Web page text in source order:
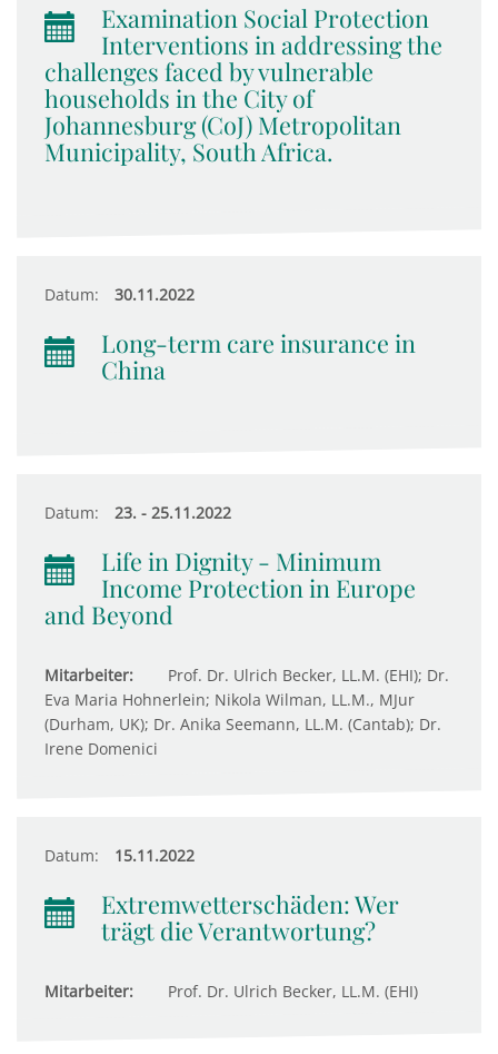
Examination Social Protection
Interventions in addressing the
challenges faced by vulnerable
households in the City of
Johannesburg (CoJ) Metropolitan
Municipality, South Africa.
Datum: 30.11.2022
Long-term care insurance in
China
Datum: 23. - 25.11.2022
Life in Dignity - Minimum
Income Protection in Europe
and Beyond
Mitarbeiter:
Prof. Dr. Ulrich Becker, LL.M. (EHI); Dr.
Eva Maria Hohnerlein; Nikola Wilman, LL.M., MJur
(Durham, UK); Dr. Anika Seemann, LL.M. (Cantab); Dr.
Irene Domenici
Datum: 15.11.2022
Extremwetterschäden: Wer
trägt die Verantwortung?
Mitarbeiter: Prof. Dr. Ulrich Becker, LL.M. (EHI)